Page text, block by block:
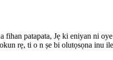
patapata, Jẹ ki eniyan ni
rẹ, ti o n ṣe bi olutọsọna inu